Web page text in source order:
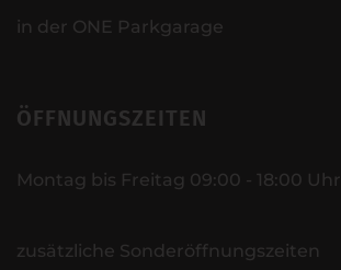
in der ONE Parkgarage
ÖFFNUNGSZEITEN
Montag bis Freitag 09:00 - 18:00 Uhr
zusätzliche Sonderöffnungszeiten